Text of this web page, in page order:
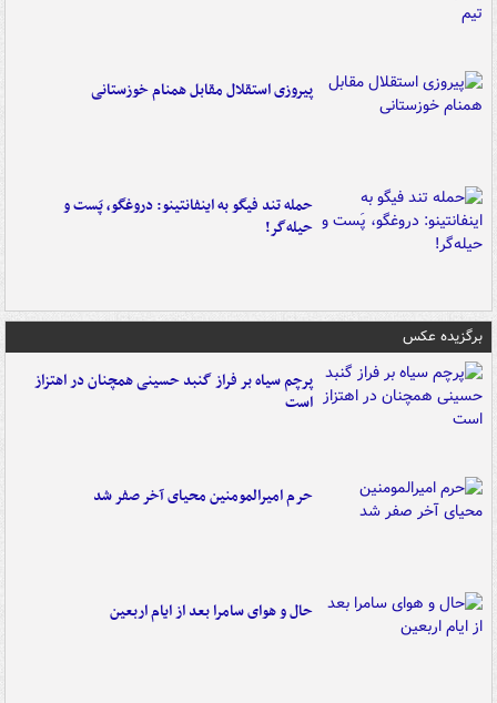
پیروزی استقلال مقابل همنام خوزستانی
حمله تند فیگو به اینفانتینو: دروغگو، پَست‌ و
حیله‌گر!
برگزیده عکس
پرچم سیاه بر فراز گنبد حسینی همچنان در اهتزاز
است
حرم امیرالمومنین محیای آخر صفر شد
حال و هوای سامرا بعد از ایام اربعین